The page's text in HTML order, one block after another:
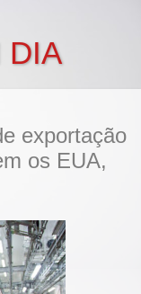
DIA
exportação
os EUA,